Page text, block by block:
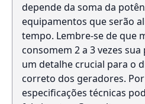
depende da soma da
equipamentos que serão
tempo. Lembre-se de que
consomem 2 a 3 vezes
um detalhe crucial para o
correto dos geradores.
especificações técnicas